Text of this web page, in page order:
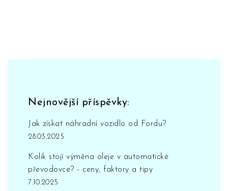
Nejnovější příspěvky:
Jak získat náhradní vozidlo od Fordu?
28.03.2025
Kolik stojí výměna oleje v automatické
převodovce? - ceny, faktory a tipy
7.10.2025